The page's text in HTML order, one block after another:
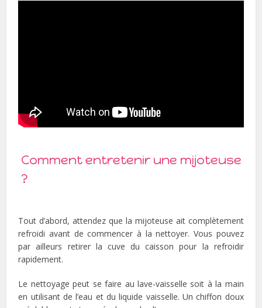
Comment entretenir une mijoteuse
?
Tout d’abord, attendez que la mijoteuse ait complètement
refroidi avant de commencer à la nettoyer. Vous pouvez
par ailleurs retirer la cuve du caisson pour la refroidir
rapidement.
Le nettoyage peut se faire au lave-vaisselle soit à la main
en utilisant de l’eau et du liquide vaisselle. Un chiffon doux